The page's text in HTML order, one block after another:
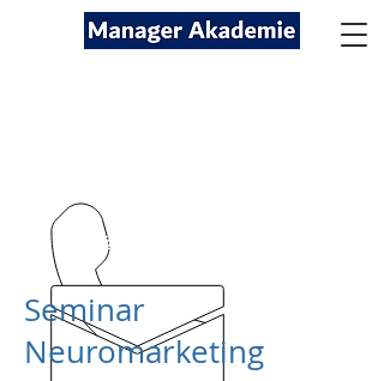
kontakt@managerakademie.com
Seminar
Neuromarketing